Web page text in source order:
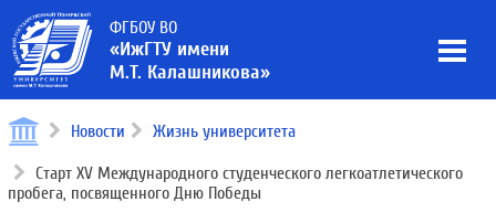
ФГБОУ ВО
«ИжГТУ имени
М.Т. Калашникова»
Новости Жизнь университета
Старт ХV Международного студенческого легкоатлетического
пробега, посвященного Дню Победы